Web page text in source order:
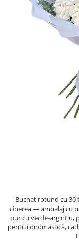
Buchet rotund cu 30
cinerea — ambalaj cu
pur cu verde-argintiu,
pentru onomastică,